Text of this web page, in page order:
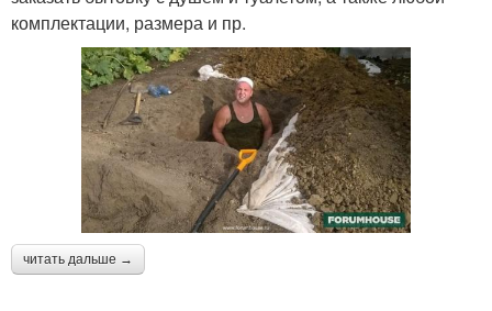
комплектации, размера и пр.
читать дальше →